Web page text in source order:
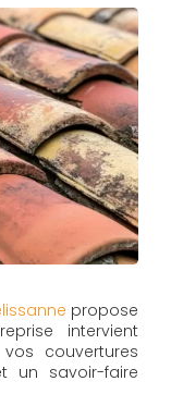
propose
intervient
couvertures
un savoir-faire